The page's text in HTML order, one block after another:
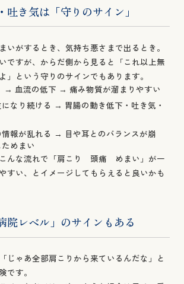
吐き気は「守りのサイン」
いがするとき、気持ち悪さまで出るとき。
ですが、からだ側から見ると「これ以上無
」という守りのサインでもあります。
→ 血流の低下 → 痛み物質が溜まりやすい
なり続ける → 胃腸の動き低下・吐き気・
報が乱れる → 目や耳とのバランスが崩
めまい
んな流れで「肩こり 頭痛 めまい」が一
すい、とイメージしてもらえると良いかも
院レベル」のサインもある
じゃあ全部肩こりから来ているんだな」と
です。